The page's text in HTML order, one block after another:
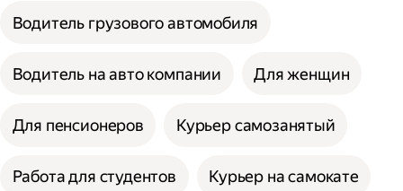
Водитель грузового автомобиля
Водитель на авто компании Для женщин
Для пенсионеров Курьер самозанятый
Работа для студентов Курьер на самокате